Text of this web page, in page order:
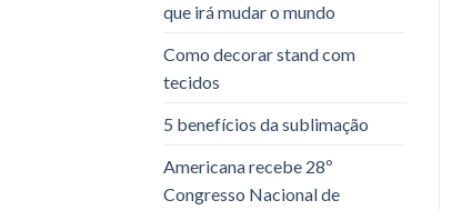
que irá mudar o mundo
Como decorar stand com
tecidos
5 benefícios da sublimação
Americana recebe 28º
Congresso Nacional de